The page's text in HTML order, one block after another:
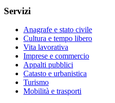
Servizi
Anagrafe e stato civile
Cultura e tempo libero
Vita lavorativa
Imprese e commercio
Appalti pubblici
Catasto e urbanistica
Turismo
Mobilità e trasporti